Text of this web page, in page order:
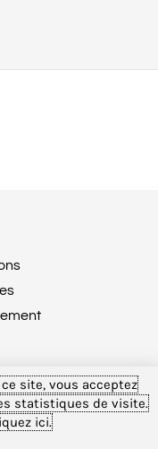
vente
réservés
site, vous acceptez
statistiques de visite.
ici.